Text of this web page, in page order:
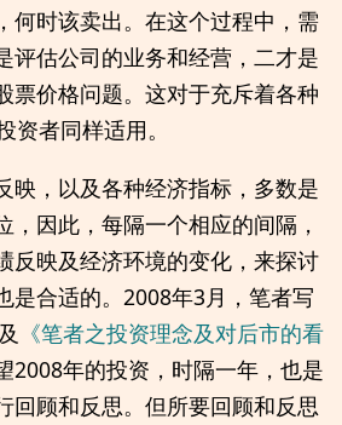
何时该卖出。在这个过程中，需
评估公司的业务和经营，二才是
票价格问题。这对于充斥着各种
资者同样适用。
映，以及各种经济指标，多数是
，因此，每隔一个相应的间隔，
反映及经济环境的变化，来探讨
是合适的。2008年3月，笔者写
及 《笔者之投资理念及对后市的看
2008年的投资，时隔一年，也是
回顾和反思。但所要回顾和反思